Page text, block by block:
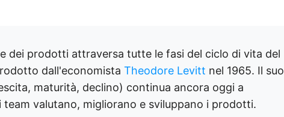
dei prodotti attraversa tutte le fasi del ciclo di vita del
dall'economista Theodore Levitt nel 1965. Il suo
maturità, declino) continua ancora oggi a
team valutano, migliorano e sviluppano i prodotti.